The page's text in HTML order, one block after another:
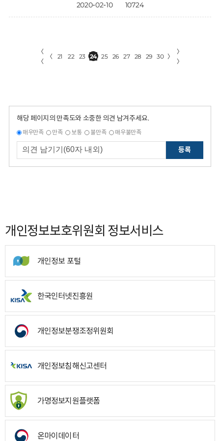
2020-02-10 10724
〈
〈
〈 21 22 23 24 25 26 27 28 29 30 〉
〉
〉
해당 페이지의 만족도와 소중한 의견 남겨주세요.
매우만족 만족 보통 불만족 매우불만족
등록
개인정보보호위원회 정보서비스
개인정보 포털
한국인터넷진흥원
개인정보분쟁조정위원회
개인정보침해신고센터
가명정보지원플랫폼
온마이데이터